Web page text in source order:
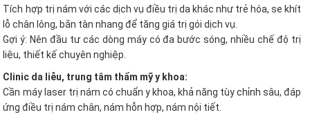
Tích hợp trị nám với các dịch vụ điều trị da khác như trẻ hóa, se khít
lỗ chân lông, bắn tàn nhang để tăng giá trị gói dịch vụ.
Gợi ý: Nên đầu tư các dòng máy có đa bước sóng, nhiều chế độ trị
liệu, thiết kế chuyên nghiệp.
Clinic da liễu, trung tâm thẩm mỹ y khoa:
Cần máy laser trị nám có chuẩn y khoa, khả năng tùy chỉnh sâu, đáp
ứng điều trị nám chân, nám hỗn hợp, nám nội tiết.